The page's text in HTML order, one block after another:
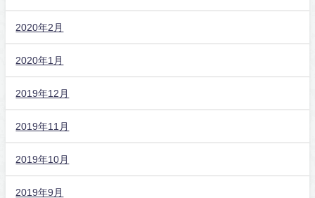
2020年2月
2020年1月
2019年12月
2019年11月
2019年10月
2019年9月